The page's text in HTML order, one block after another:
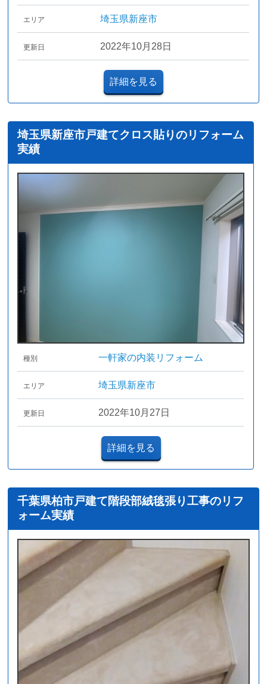
エリア 埼玉県新座市
更新日 2022年10月28日
詳細を見る
埼玉県新座市戸建てクロス貼りのリフォーム
実績
種別 一軒家の内装リフォーム
エリア 埼玉県新座市
更新日 2022年10月27日
詳細を見る
千葉県柏市戸建て階段部絨毯張り工事のリフ
ォーム実績